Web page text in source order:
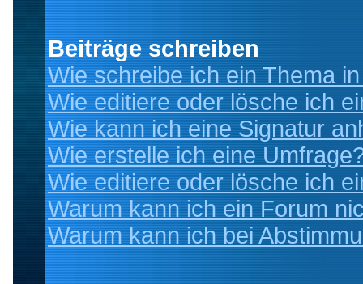
Beiträge schreiben
Wie schreibe ich ein Thema
Wie editiere oder lösche ich
Wie kann ich eine Signatur
Wie erstelle ich eine
Wie editiere oder lösche ich
Warum kann ich ein Forum
Warum kann ich bei